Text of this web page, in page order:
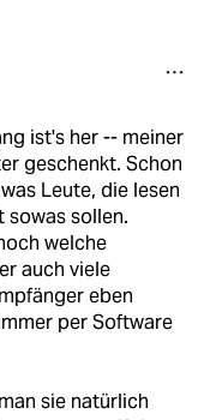
ist's her -- meiner
geschenkt. Schon
Leute, die lesen
sowas sollen.
welche
auch viele
eben
per Software
sie natürlich